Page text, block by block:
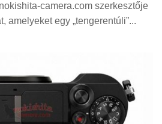
camera.com szerkesztője
amelyeket egy „tengerentúli”...